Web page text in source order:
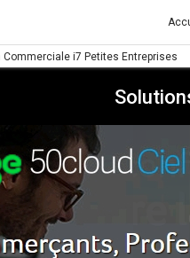
i7 Petites Entreprises